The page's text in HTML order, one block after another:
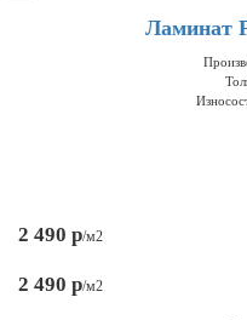
Ламинат
2 490 р/м2
2 490 р/м2